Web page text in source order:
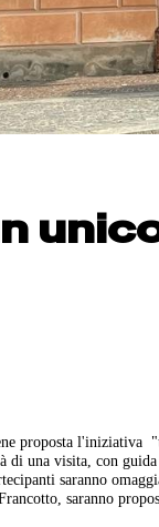
proposta l'iniziativa
una visita, con
saranno
saranno